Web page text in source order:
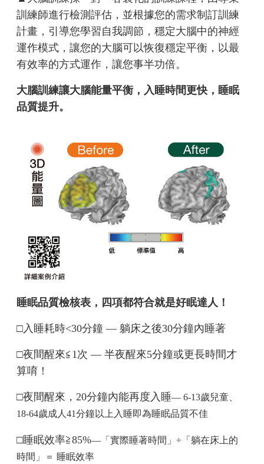
訓練師進行檢測評估，並根據您的需求制訂訓練
計畫，引導您學習自我調節，穩定大腦中的神經
運作模式，讓您的大腦可以恢復穩定平衡，以最
有效率的方式運作，讓您事半功倍。
大腦訓練讓大腦能量平衡，入睡時間更快，睡眠
品質提升。
睡眠品質檢核表，四項都符合就是好眠達人！
□入睡耗時<30分鐘 — 躺床之後30分鐘內睡著
□夜間醒來≦1次 — 半夜醒來5分鐘或更長時間才
算唷！
□夜間醒來，20分鐘內能再度入睡— 6-13歲兒童、
18-64歲成人41分鐘以上入睡即為睡眠品質不佳
□睡眠效率≧85%—「實際睡著時間」÷「躺在床上的
時間」＝ 睡眠效率